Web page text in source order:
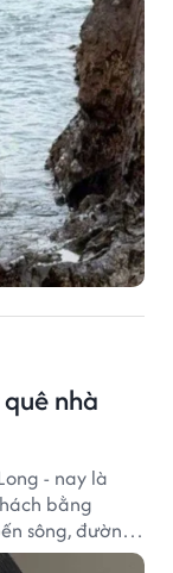
nhà
- nay là
bằng
sông, đường
nên sức hút rất